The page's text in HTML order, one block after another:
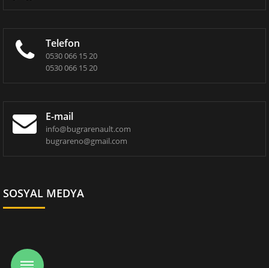
Telefon
0530 066 15 20
0530 066 15 20
E-mail
info@bugrarenault.com
bugrareno@gmail.com
SOSYAL MEDYA